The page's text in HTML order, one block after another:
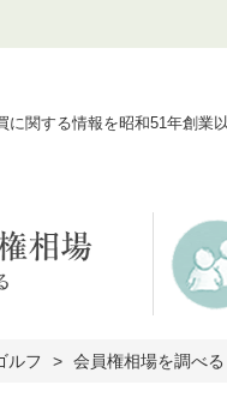
関する情報を昭和51年創業以
ルフ 会員権相場を調べる